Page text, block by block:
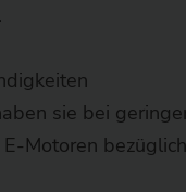
sie bei
Motoren